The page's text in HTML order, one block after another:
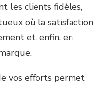
les clients fidèles,
où la satisfaction
et, enfin, en
vos efforts permet